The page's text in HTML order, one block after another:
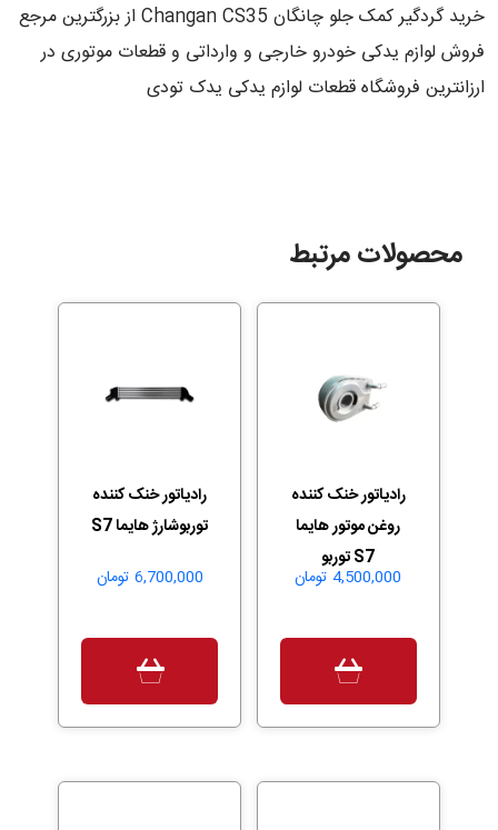
خرید گردگیر کمک جلو چانگان Changan CS35 از بزرگترین مرجع
فروش لوازم یدکی خودرو خارجی و وارداتی و قطعات موتوری در
ارزانترین فروشگاه قطعات لوازم یدکی یدک تودی
محصولات مرتبط
رادیاتور خنک کننده
روغن موتور هایما
S7 توربو
4,500,000 تومان
رادیاتور خنک کننده
توربوشارژ هایما S7
6,700,000 تومان